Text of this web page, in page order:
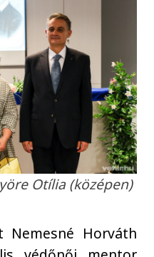
Otília (középen)
Nemesné Horváth